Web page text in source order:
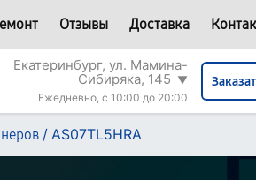
Отзывы Доставка
Екатеринбург, ул. Мамина-
Сибиряка, 145 ▼
Ежедневно, с 10:00 до 20:00
/ AS07TL5HRA